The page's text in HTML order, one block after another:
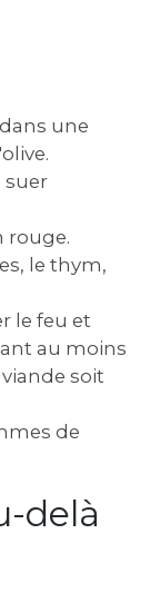
une
suer
rouge.
le thym,
le feu et
au moins
soit
de
delà